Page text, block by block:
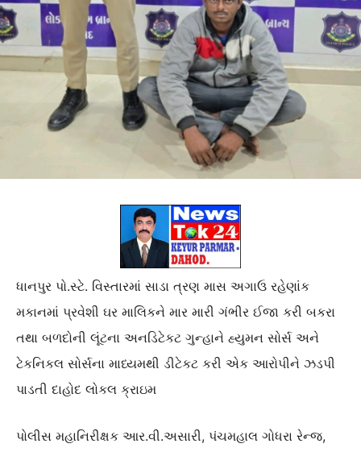
ધાનપુર પો.સ્ટે. વિસ્તારમાં સાડા ત્રણ માસ અગાઉ રહેણાંક
મકાનમાં પ્રવેશી ઘર માલિકને માર મારી ગંભીર ઈજા કરી બકરા
તથા બળદોની લૂંટના અનડિટેકટ ગુન્હાને હ્યુમન સોર્સ અને
ટેકનિકલ સોર્સના માધ્યમથી ડીટેકટ કરી એક આરોપીને ઝડપી
પાડતી દાહોદ લોકલ ક્રાઇમ
પોલીસ મહાનિરીક્ષક આર.વી.અસારી, પંચમહાલ ગોધરા રેન્જ,